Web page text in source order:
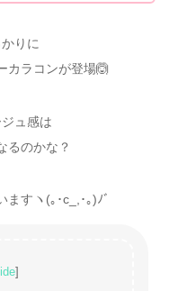
りに
カラコンが登場🙆
ュ感は
るのかな？
ますヽ(｡･c_,･｡)ﾉﾞ